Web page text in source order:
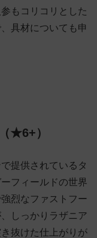
もコリコリとした
具材についても申
）
提供されているタ
フィールドの世界
烈なファストフー
しっかりラザニア
抜けた仕上がりが